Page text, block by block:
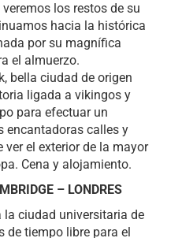
los restos de su
hacia la histórica
por su magnífica
el almuerzo.
bella ciudad de origen
ligada a vikingos y
para efectuar un
encantadoras calles y
el exterior de la mayor
Cena y alojamiento.
– LONDRES
ciudad universitaria de
de tiempo libre para el